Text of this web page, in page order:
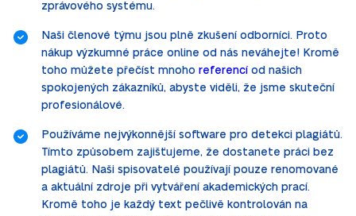
zprávového systému.
Naši členové týmu jsou plně zkušení odborníci. Proto
nákup výzkumné práce online od nás neváhejte! Kromě
toho můžete přečíst mnoho referencí od našich
spokojených zákazníků, abyste viděli, že jsme skuteční
profesionálové.
Používáme nejvýkonnější software pro detekci plagiátů.
Tímto způsobem zajišťujeme, že dostanete práci bez
plagiátů. Naši spisovatelé používají pouze renomované
a aktuální zdroje při vytváření akademických prací.
Kromě toho je každý text pečlivě kontrolován na